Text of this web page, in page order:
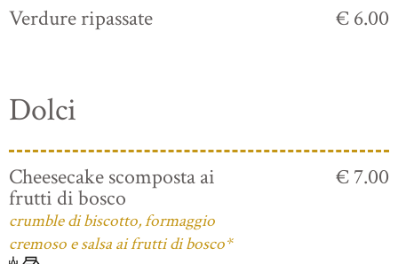
Verdure ripassate € 6.00
Dolci
Cheesecake scomposta ai
frutti di bosco
crumble di biscotto, formaggio
cremoso e salsa ai frutti di bosco*
€ 7.00